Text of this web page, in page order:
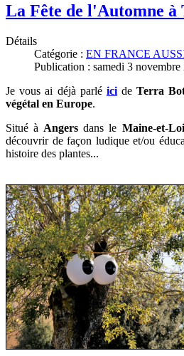
La Fête de l'Automne à
Détails
Catégorie : EN FRANCE
Publication : samedi 3 novembre
Je vous ai déjà parlé ici deTerra
végétal en Europe.
Situé à Angers dans le Maine-et-
découvrir de façon ludique et/ou
histoire des plantes...